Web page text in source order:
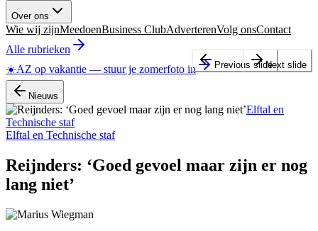
Over ons
Wie wij zijnMeedoenBusiness ClubAdverterenVolg onsContact
Alle rubrieken
☀️AZ op vakantie — stuur je zomerfoto in
Nieuws
Elftal en
Technische staf
Elftal en Technische staf
Reijnders: ‘Goed gevoel maar zijn er nog
lang niet’
Previous slideNext slide